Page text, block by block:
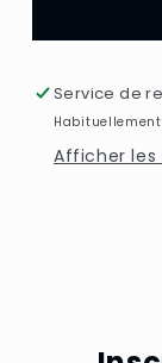
Service de
Afficher